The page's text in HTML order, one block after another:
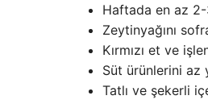
Haftada en az
Zeytinyağını
Kırmızı et ve
Süt ürünlerini az
Tatlı ve şekerli